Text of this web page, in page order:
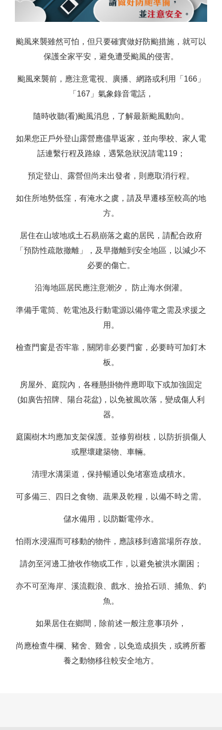
颱風來襲雖然可怕，但只要確實做好防颱措施，就可以
保護全家平安，避免遭受颱風的侵害。
颱風來襲前，應注意電視、廣播、網路或利用「166」
「167」氣象錄音電話，
隨時收聽(看)颱風消息，了解最新颱風動向。
如果您正戶外登山露營應儘早返家，並向學校、家人電
話連繫行程及路線，遇緊急狀況請電119；
預定登山、露營但尚未出發者，則應取消行程。
如住所地勢低窪，有淹水之虞，請及早遷移至較高的地
方。
居住在山坡地或土石易崩落之處的居民，請配合政府
「預防性疏散撤離」，及早撤離到安全地區，以減少不
必要的傷亡。
沿海地區居民應注意潮汐， 防止海水倒灌。
準備手電筒、乾電池及行動電源以備停電之需及求援之
用。
檢查門窗是否牢靠，關閉非必要門窗，必要時可加釘木
板。
房屋外、庭院內，各種懸掛物件應即取下或加強固定
(如廣告招牌、陽台花盆)，以免被風吹落，變成傷人利
器。
庭園樹木均應加支架保護。並修剪樹枝，以防折損傷人
或壓壞建築物、車輛。
清理水溝渠道，保持暢通以免堵塞造成積水。
可多備三、四日之食物、蔬果及乾糧，以備不時之需。
儲水備用，以防斷電停水。
怕雨水浸濕而可移動的物件，應該移到適當場所存放。
請勿至河邊工搶收作物或工作，以避免被洪水圍困；
亦不可至海岸、溪流觀浪、戲水、撿拾石頭、捕魚、釣
魚。
如果居住在鄉間，除前述一般注意事項外，
尚應檢查牛欄、豬舍、雞舍，以免造成損失，或將所蓄
養之動物移往較安全地方。